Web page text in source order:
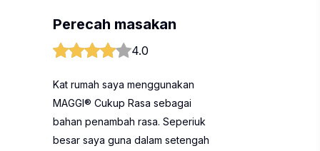
Perecah masakan
4.0
Kat rumah saya menggunakan
MAGGI® Cukup Rasa sebagai
bahan penambah rasa. Seperiuk
besar saya guna dalam setengah